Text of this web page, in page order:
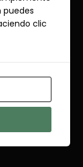
puedes
clic